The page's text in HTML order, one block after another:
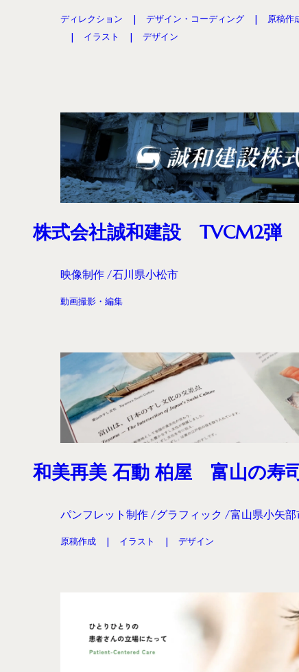
ディレクション デザイン・コーディング 原稿作
イラスト
デザイン
株式会社誠和建設 TVCM2弾
映像制作 石川県小松市
動画撮影・編集
和美再美 石動 柏屋 富山の寿
パンフレット制作 グラフィック 富山県小矢部
原稿作成 イラスト デザイン